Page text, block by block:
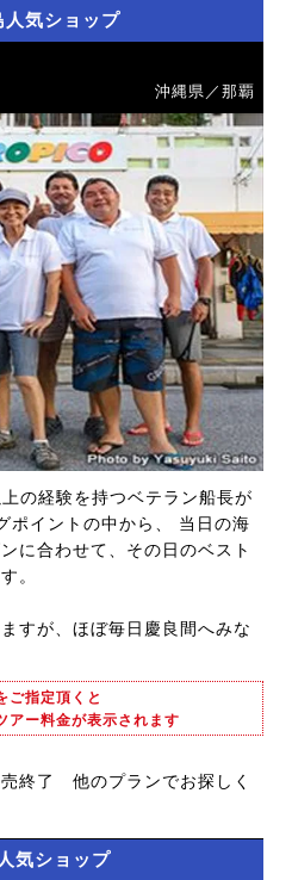
人気ショップ
沖縄県／那覇
の経験を持つベテラン船長が
ポイントの中から、 当日の海
に合わせて、その日のベスト
。
すが、ほぼ毎日慶良間へみな
ご指定頂くと
アー料金が表示されます
終了 他のプランでお探しく
気ショップ